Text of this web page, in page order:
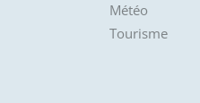
Météo
Tourisme